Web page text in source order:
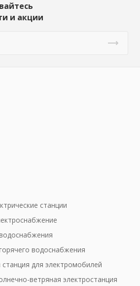
и акции
станции
водоснабжения
для электромобилей
ветряная электростанция